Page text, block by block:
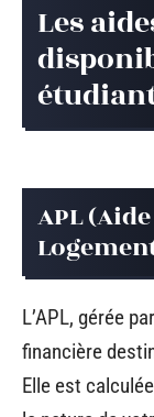
Les
APL
L’APL, gérée par
financière
Elle est